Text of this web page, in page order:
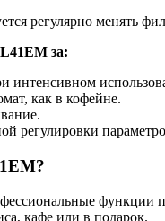
регулярно менять
за:
интенсивном
как в кофейне.
регулировки
функции
кафе или в подарок.